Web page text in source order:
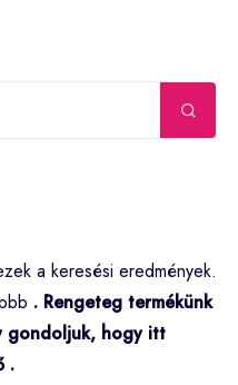
a keresési eredmények.
. Rengeteg termékünk
gondoljuk, hogy itt
.